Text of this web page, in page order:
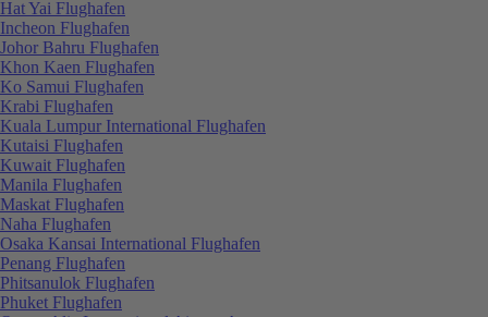
Hat Yai Flughafen
Incheon Flughafen
Johor Bahru Flughafen
Khon Kaen Flughafen
Ko Samui Flughafen
Krabi Flughafen
Kuala Lumpur International Flughafen
Kutaisi Flughafen
Kuwait Flughafen
Manila Flughafen
Maskat Flughafen
Naha Flughafen
Osaka Kansai International Flughafen
Penang Flughafen
Phitsanulok Flughafen
Phuket Flughafen